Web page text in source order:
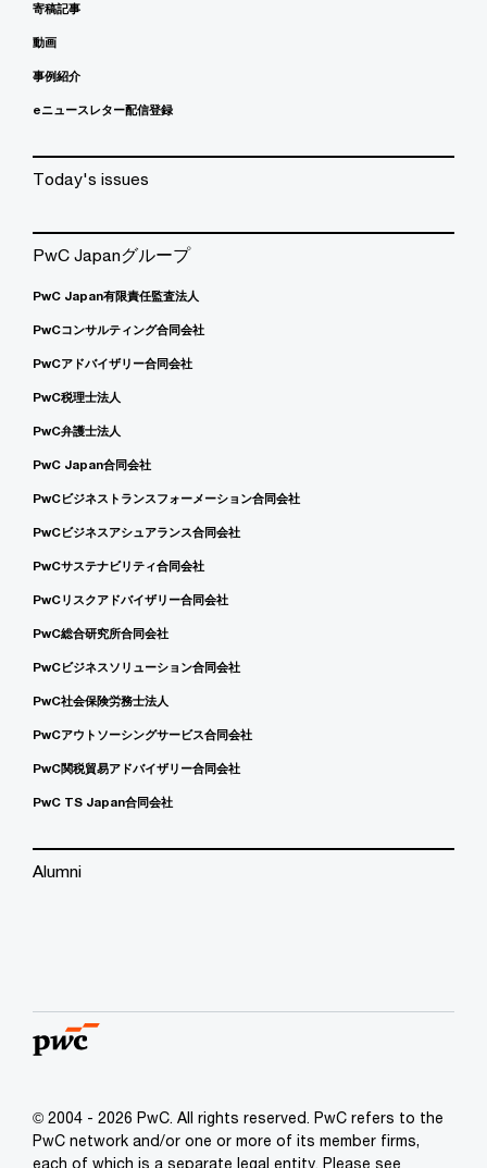
寄稿記事
動画
事例紹介
eニュースレター配信登録
Today's issues
PwC Japanグループ
PwC Japan有限責任監査法人
PwCコンサルティング合同会社
PwCアドバイザリー合同会社
PwC税理士法人
PwC弁護士法人
PwC Japan合同会社
PwCビジネストランスフォーメーション合同会社
PwCビジネスアシュアランス合同会社
PwCサステナビリティ合同会社
PwCリスクアドバイザリー合同会社
PwC総合研究所合同会社
PwCビジネスソリューション合同会社
PwC社会保険労務士法人
PwCアウトソーシングサービス合同会社
PwC関税貿易アドバイザリー合同会社
PwC TS Japan合同会社
Alumni
© 2004 - 2026 PwC. All rights reserved. PwC refers to the
PwC network and/or one or more of its member firms,
each of which is a separate legal entity. Please see